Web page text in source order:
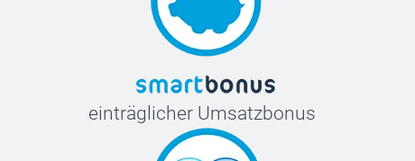
einträglicher Umsatzbonus